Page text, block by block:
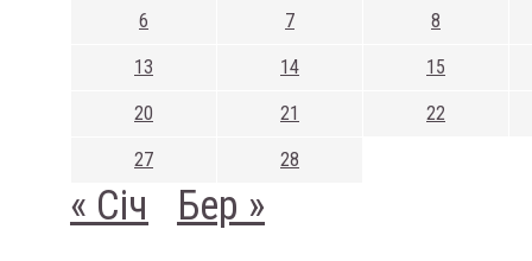
6 7 8
13 14 15
20 21 22
27 28
« Січ Бер »